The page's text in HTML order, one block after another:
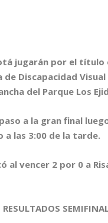
jugarán por el
Discapacidad
del Parque Los
a la gran final
a las 3:00 de la tarde.
al vencer 2 por 0 a
RESULTADOS